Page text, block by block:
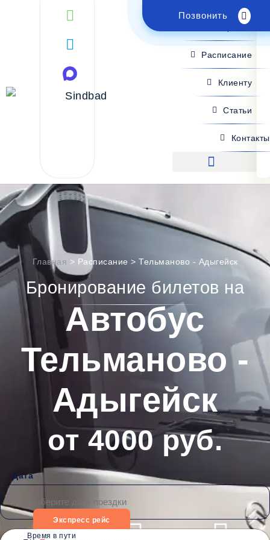
Позвонить
Поиск рейса
Расписание
Клиенту
Статьи
Контакты
Главная > Расписание > Тельманово - Адыгейск
Бронирование билетов на
Автобус
Тельманово -
Адыгейск
от 4000 руб.
Дата
Экспресс рейс
Время в пути